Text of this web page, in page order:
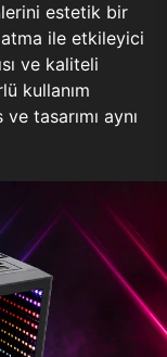
estetik bir
ile etkileyici
ve kaliteli
kullanım
tasarımı aynı